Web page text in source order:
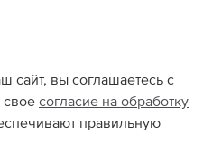
сайт, вы соглашаетесь с
своесогласие на обработку
правильную